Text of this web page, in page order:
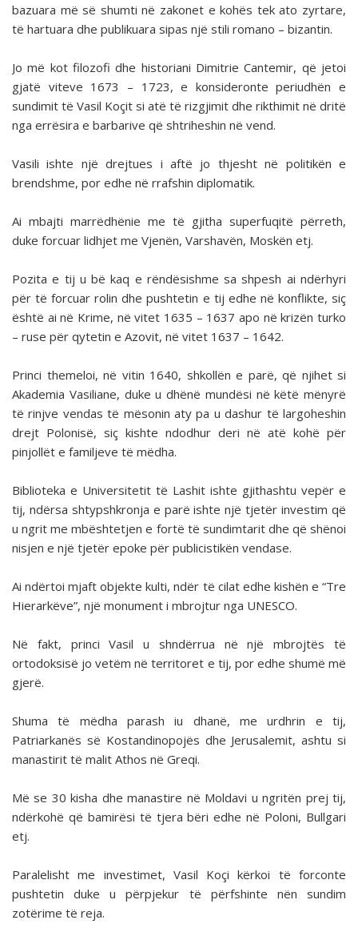
bazuara më së shumti në zakonet e kohës tek ato zyrtare,
të hartuara dhe publikuara sipas një stili romano – bizantin.
Jo më kot filozofi dhe historiani Dimitrie Cantemir, që jetoi
gjatë viteve 1673 – 1723, e konsideronte periudhën e
sundimit të Vasil Koçit si atë të rizgjimit dhe rikthimit në dritë
nga errësira e barbarive që shtriheshin në vend.
Vasili ishte një drejtues i aftë jo thjesht në politikën e
brendshme, por edhe në rrafshin diplomatik.
Ai mbajti marrëdhënie me të gjitha superfuqitë përreth,
duke forcuar lidhjet me Vjenën, Varshavën, Moskën etj.
Pozita e tij u bë kaq e rëndësishme sa shpesh ai ndërhyri
për të forcuar rolin dhe pushtetin e tij edhe në konflikte, siç
është ai në Krime, në vitet 1635 – 1637 apo në krizën turko
– ruse për qytetin e Azovit, në vitet 1637 – 1642.
Princi themeloi, në vitin 1640, shkollën e parë, që njihet si
Akademia Vasiliane, duke u dhënë mundësi në këtë mënyrë
të rinjve vendas të mësonin aty pa u dashur të largoheshin
drejt Polonisë, siç kishte ndodhur deri në atë kohë për
pinjollët e familjeve të mëdha.
Biblioteka e Universitetit të Lashit ishte gjithashtu vepër e
tij, ndërsa shtypshkronja e parë ishte një tjetër investim që
u ngrit me mbështetjen e fortë të sundimtarit dhe që shënoi
nisjen e një tjetër epoke për publicistikën vendase.
Ai ndërtoi mjaft objekte kulti, ndër të cilat edhe kishën e “Tre
Hierarkëve”, një monument i mbrojtur nga UNESCO.
Në fakt, princi Vasil u shndërrua në një mbrojtës të
ortodoksisë jo vetëm në territoret e tij, por edhe shumë më
gjerë.
Shuma të mëdha parash iu dhanë, me urdhrin e tij,
Patriarkanës së Kostandinopojës dhe Jerusalemit, ashtu si
manastirit të malit Athos në Greqi.
Më se 30 kisha dhe manastire në Moldavi u ngritën prej tij,
ndërkohë që bamirësi të tjera bëri edhe në Poloni, Bullgari
etj.
Paralelisht me investimet, Vasil Koçi kërkoi të forconte
pushtetin duke u përpjekur të përfshinte nën sundim
zotërime të reja.